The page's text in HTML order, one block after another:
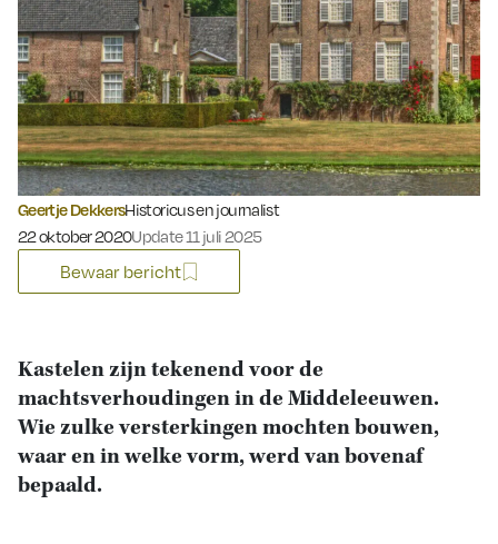
Geertje DekkersHistoricus en journalist
Gepubliceerd op:
22 oktober 2020Update 11 juli 2025
Bewaar bericht
Kastelen zijn tekenend voor de
machtsverhoudingen in de Middeleeuwen.
Wie zulke versterkingen mochten bouwen,
waar en in welke vorm, werd van bovenaf
bepaald.